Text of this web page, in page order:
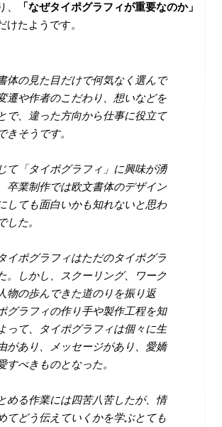
「なぜタイポグラフィが重要なのか」
けたようです。
体の見た目だけで何気なく選んで
遷や作者のこだわり、想いなどを
で、違った方向から仕事に役立て
きそうです。
て「タイポグラフィ」に興味が湧
卒業制作では欧文書体のデザイン
しても面白いかも知れないと思わ
した。
イポグラフィはただのタイポグラ
。しかし、スクーリング、ワーク
物の歩んできた道のりを振り返
グラフィの作り手や製作工程を知
って、タイポグラフィは個々に生
があり、メッセージがあり、愛嬌
すべきものとなった。
める作業には四苦八苦したが、情
てどう伝えていくかを学ぶとても